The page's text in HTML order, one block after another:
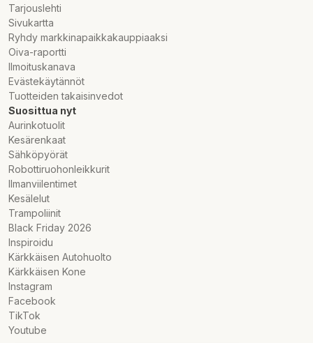
Tarjouslehti
Sivukartta
Ryhdy markkinapaikkakauppiaaksi
Oiva-raportti
Ilmoituskanava
Evästekäytännöt
Tuotteiden takaisinvedot
Suosittua nyt
Aurinkotuolit
Kesärenkaat
Sähköpyörät
Robottiruohonleikkurit
Ilmanviilentimet
Kesälelut
Trampoliinit
Black Friday 2026
Inspiroidu
Kärkkäisen Autohuolto
Kärkkäisen Kone
Instagram
Facebook
TikTok
Youtube